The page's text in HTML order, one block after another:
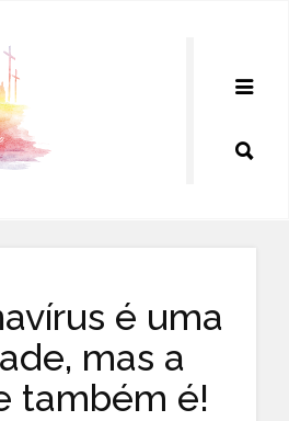
é uma
mas a
também é!